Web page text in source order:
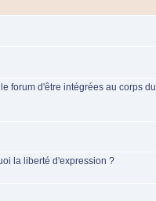
forum d'être intégrées au corps du
la liberté d'expression ?